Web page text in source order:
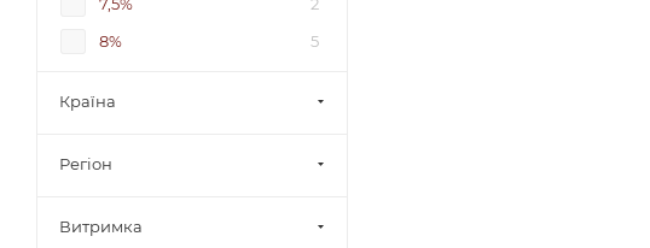
8%
5
9-14%
1
Країна
Регіон
Витримка